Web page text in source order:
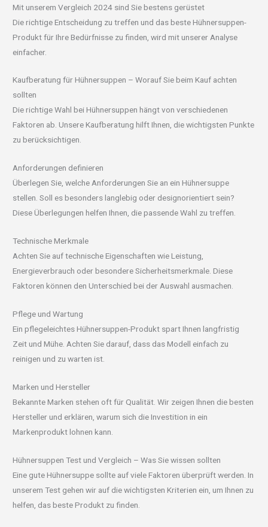
Mit unserem Vergleich 2024 sind Sie bestens gerüstet
Die richtige Entscheidung zu treffen und das beste Hühnersuppen-
Produkt für Ihre Bedürfnisse zu finden, wird mit unserer Analyse
einfacher.
Kaufberatung für Hühnersuppen – Worauf Sie beim Kauf achten
sollten
Die richtige Wahl bei Hühnersuppen hängt von verschiedenen
Faktoren ab. Unsere Kaufberatung hilft Ihnen, die wichtigsten Punkte
zu berücksichtigen.
Anforderungen definieren
Überlegen Sie, welche Anforderungen Sie an ein Hühnersuppe
stellen. Soll es besonders langlebig oder designorientiert sein?
Diese Überlegungen helfen Ihnen, die passende Wahl zu treffen.
Technische Merkmale
Achten Sie auf technische Eigenschaften wie Leistung,
Energieverbrauch oder besondere Sicherheitsmerkmale. Diese
Faktoren können den Unterschied bei der Auswahl ausmachen.
Pflege und Wartung
Ein pflegeleichtes Hühnersuppen-Produkt spart Ihnen langfristig
Zeit und Mühe. Achten Sie darauf, dass das Modell einfach zu
reinigen und zu warten ist.
Marken und Hersteller
Bekannte Marken stehen oft für Qualität. Wir zeigen Ihnen die besten
Hersteller und erklären, warum sich die Investition in ein
Markenprodukt lohnen kann.
Hühnersuppen Test und Vergleich – Was Sie wissen sollten
Eine gute Hühnersuppe sollte auf viele Faktoren überprüft werden. In
unserem Test gehen wir auf die wichtigsten Kriterien ein, um Ihnen zu
helfen, das beste Produkt zu finden.